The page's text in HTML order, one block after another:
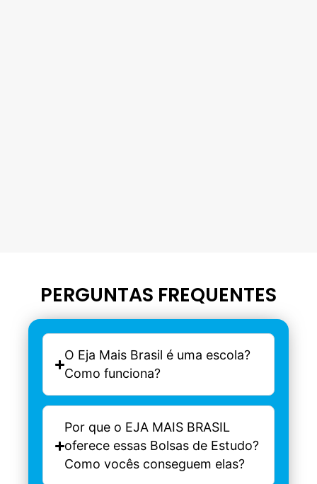
PERGUNTAS FREQUENTES
O Eja Mais Brasil é uma escola?
Como funciona?
Por que o EJA MAIS BRASIL
oferece essas Bolsas de Estudo?
Como vocês conseguem elas?